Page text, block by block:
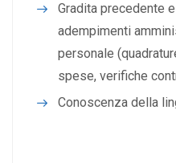
Gradita precedente
adempimenti
personale
spese, verifiche
Conoscenza della